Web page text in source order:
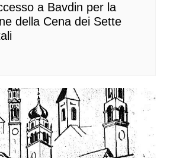
a Bavdin per la
della Cena dei Sette